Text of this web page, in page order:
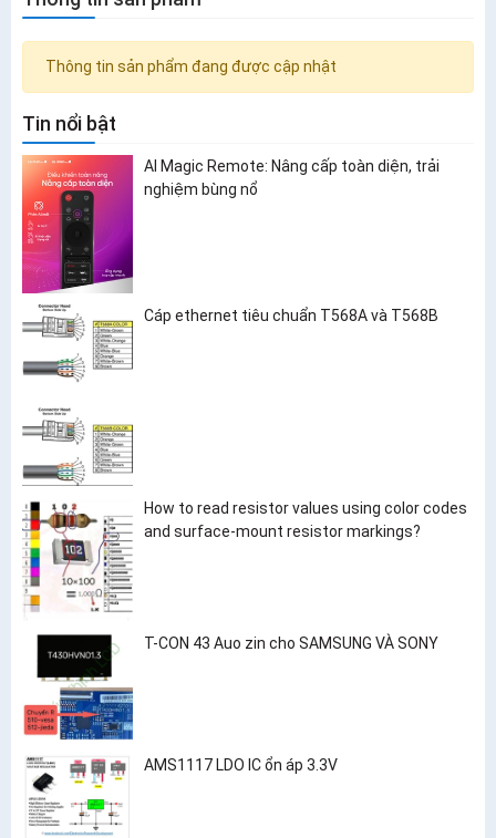
Thông tin sản phẩm đang được cập nhật
Tin nổi bật
AI Magic Remote: Nâng cấp toàn diện, trải
nghiệm bùng nổ
Cáp ethernet tiêu chuẩn T568A và T568B
How to read resistor values using color codes
and surface-mount resistor markings?
T-CON 43 Auo zin cho SAMSUNG VÀ SONY
AMS1117 LDO IC ổn áp 3.3V